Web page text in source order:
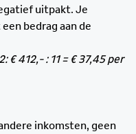
uitpakt. Je
bedrag aan de
412,- : 11 = € 37,45 per
inkomsten, geen